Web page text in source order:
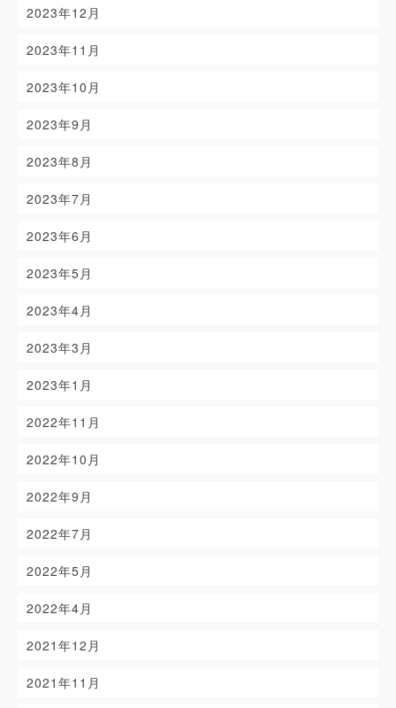
2023年12月
2023年11月
2023年10月
2023年9月
2023年8月
2023年7月
2023年6月
2023年5月
2023年4月
2023年3月
2023年1月
2022年11月
2022年10月
2022年9月
2022年7月
2022年5月
2022年4月
2021年12月
2021年11月